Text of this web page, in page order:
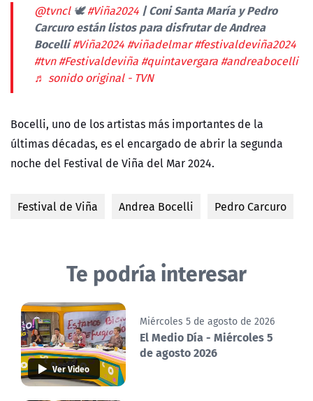
@tvncl🕊️#Viña2024 | Coni Santa María y Pedro
Carcuro están listos para disfrutar de Andrea
Bocelli#Viña2024 #viñadelmar #festivaldeviña2024
#tvn #Festivaldeviña #quintavergara #andreabocelli
♬ sonido original - TVN
Bocelli, uno de los artistas más importantes de la
últimas décadas, es el encargado de abrir la segunda
noche del Festival de Viña del Mar 2024.
Festival de Viña Andrea Bocelli Pedro Carcuro
Te podría interesar
Ver Video
Miércoles 5 de agosto de 2026
El Medio Día - Miércoles 5
de agosto 2026